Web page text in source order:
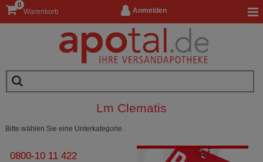
Anmelden
Warenkorb
0
Lm Clematis
Bitte wählen Sie eine Unterkategorie.
0800-10 11 422